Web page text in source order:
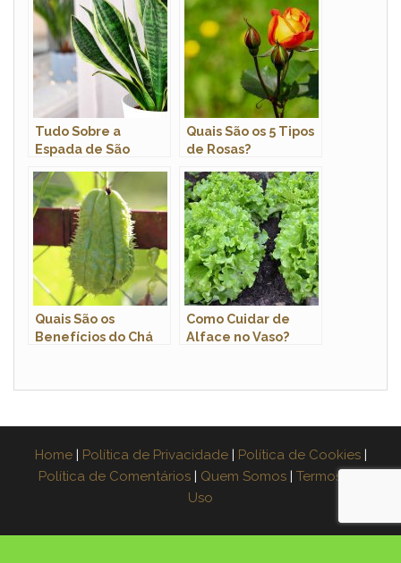
Tudo Sobre a
Espada de São
Características e
Nome Científico
Quais São os 5 Tipos
de Rosas?
Quais São os
Benefícios do Chá
Como Cuidar de
Alface no Vaso?
Home | Política de Privacidade | Política de Cookies |
Política de Comentários | Quem Somos | Termos de
Uso